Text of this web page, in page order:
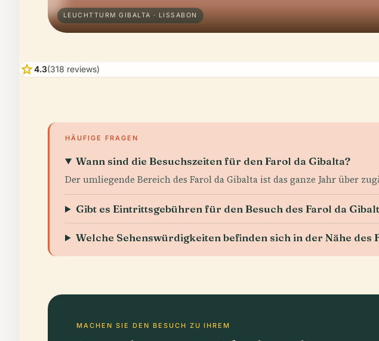
LEUCHTTURM GIBALTA · LISSABON
star4.3(318 reviews)
HÄUFIGE FRAGEN
Wann sind die Besuchszeiten für den Farol da Gibalta?
Der umliegende Bereich des Farol da Gibalta ist das ganze Jahr über
Gibt es Eintrittsgebühren für den Besuch des Farol da
Welche Sehenswürdigkeiten befinden sich in der Nähe des
MACHEN SIE DEN BESUCH ZU IHREM